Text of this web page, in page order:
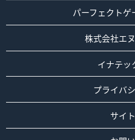
パーフェクト
株式会社エ
イナテッ
プライバ
サイ